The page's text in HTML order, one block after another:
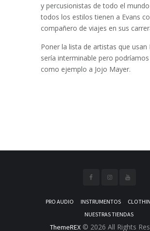
y percusionistas de todo el
todos los estilos tienen a Evans
compañero de viajes en sus
Poner la lista de artistas que usan
sería interminable pero
como ejemplo a Jojo Mayer.
PRO AUDIO INSTRUMENTOS
NUESTRAS TIENDAS
ThemeREX © 2026 All Rights